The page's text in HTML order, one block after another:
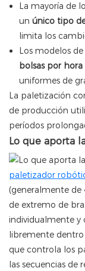
La mayoría de
un único tipo
limita los
Los modelos
bolsas por hora
uniformes de
La paletización
de producción
períodos
Lo que aporta
paletizador
(generalmente de
de extremo de
individualmente y
libremente dentro
que controla los
las secuencias de